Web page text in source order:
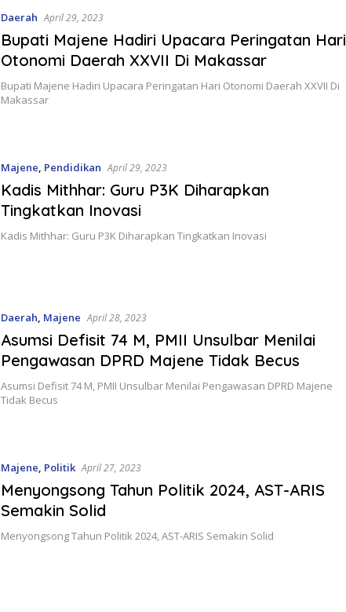
Daerah April 29, 2023
Bupati Majene Hadiri Upacara Peringatan Hari
Otonomi Daerah XXVII Di Makassar
Bupati Majene Hadiri Upacara Peringatan Hari Otonomi Daerah XXVII Di
Makassar
Majene, Pendidikan April 29, 2023
Kadis Mithhar: Guru P3K Diharapkan
Tingkatkan Inovasi
Kadis Mithhar: Guru P3K Diharapkan Tingkatkan Inovasi
Daerah, Majene April 28, 2023
Asumsi Defisit 74 M, PMII Unsulbar Menilai
Pengawasan DPRD Majene Tidak Becus
Asumsi Defisit 74 M, PMII Unsulbar Menilai Pengawasan DPRD Majene
Tidak Becus
Majene, Politik April 27, 2023
Menyongsong Tahun Politik 2024, AST-ARIS
Semakin Solid
Menyongsong Tahun Politik 2024, AST-ARIS Semakin Solid